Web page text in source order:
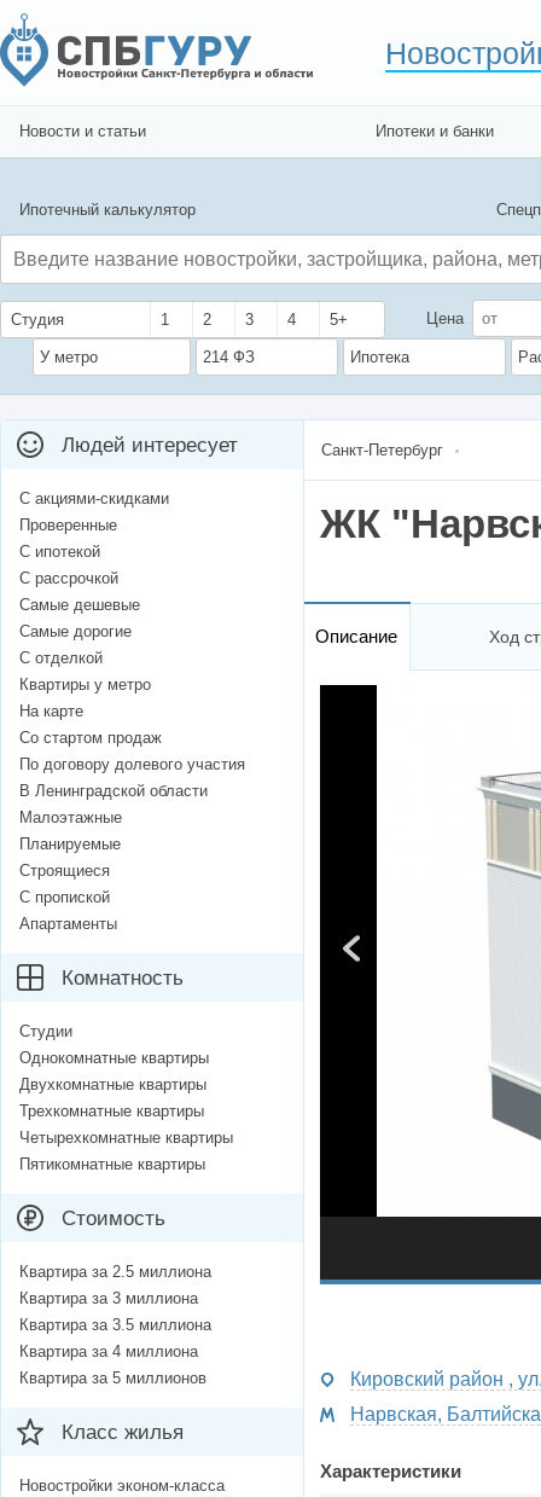
Новости и статьи Ипотеки и банки
Ипотечный калькулятор
Студия 1 2 3 4 5+ Цена
У метро 214 ФЗ Ипотека
Санкт-Петербург
ЖК
Описание Ход
Кировский район ,
Нарвская,
Характеристики
Людей интересует
С акциями-скидками
Проверенные
С ипотекой
С рассрочкой
Самые дешевые
Самые дорогие
С отделкой
Квартиры у метро
На карте
Со стартом продаж
По договору долевого участия
В Ленинградской области
Малоэтажные
Планируемые
Строящиеся
С пропиской
Апартаменты
Комнатность
Студии
Однокомнатные квартиры
Двухкомнатные квартиры
Трехкомнатные квартиры
Четырехкомнатные квартиры
Пятикомнатные квартиры
Стоимость
Квартира за 2.5 миллиона
Квартира за 3 миллиона
Квартира за 3.5 миллиона
Квартира за 4 миллиона
Квартира за 5 миллионов
Класс жилья
Новостройки эконом-класса